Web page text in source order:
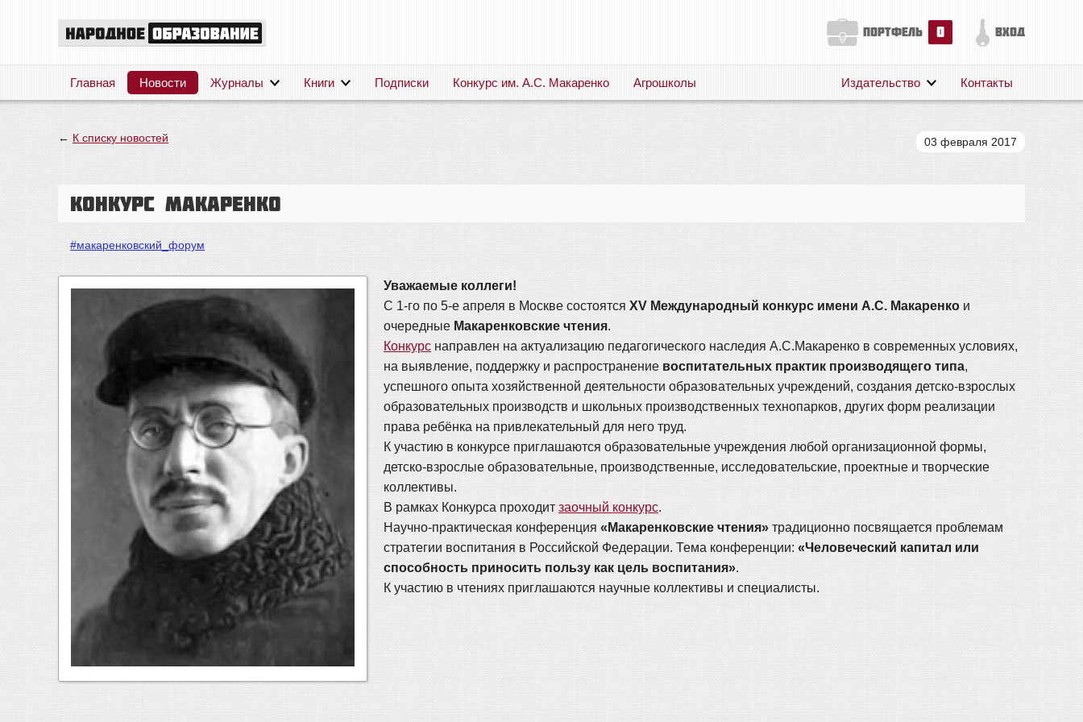
портфель 0 вход
Главная Новости Журналы Книги Подписки Конкурс им. А.С. Макаренко Агрошколы
Публикации
Издательство Контакты
← К списку новостей 03 февраля 2017
Конкурс Макаренко
#макаренковский_форум
Уважаемые коллеги!
С 1-го по 5-е апреля в Москве состоятся ХV Международный конкурс имени А.С. Макаренко и
очередные Макаренковские чтения.
Конкурс направлен на актуализацию педагогического наследия А.С.Макаренко в современных условиях,
на выявление, поддержку и распространение воспитательных практик производящего типа,
успешного опыта хозяйственной деятельности образовательных учреждений, создания детско-взрослых
образовательных производств и школьных производственных технопарков, других форм реализации
права ребёнка на привлекательный для него труд.
К участию в конкурсе приглашаются образовательные учреждения любой организационной формы,
детско-взрослые образовательные, производственные, исследовательские, проектные и творческие
коллективы.
В рамках Конкурса проходит заочный конкурс.
Научно-практическая конференция «Макаренковские чтения» традиционно посвящается проблемам
стратегии воспитания в Российской Федерации. Тема конференции: «Человеческий капитал или
способность приносить пользу как цель воспитания».
К участию в чтениях приглашаются научные коллективы и специалисты.